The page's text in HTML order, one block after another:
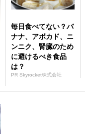
毎日食べてない？バ
ナナ、アボカド、ニ
ンニク、腎臓のため
に避けるべき食品
は？
PR Skyrocket株式会社